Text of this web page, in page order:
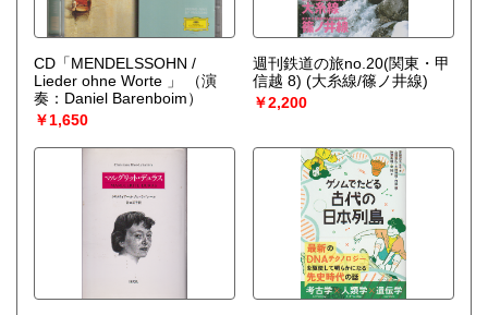
CD「MENDELSSOHN /
Lieder ohne Worte 」
（演
奏：Daniel Barenboim）
￥1,650
週刊鉄道の旅no.20(関東・甲
信越 8) (大糸線/篠ノ井線)
￥2,200